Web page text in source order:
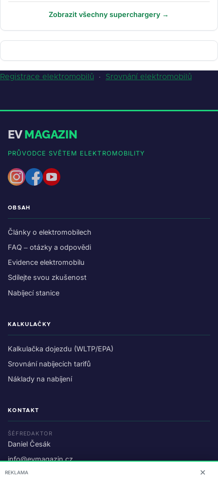
Zobrazit všechny superchargery →
Registrace elektromobilů · Srovnání elektromobilů
EVMAGAZIN
PRŮVODCE SVĚTEM ELEKTROMOBILITY
OBSAH
Články o elektromobilech
FAQ – otázky a odpovědi
Evidence elektromobilu
Sdílejte svou zkušenost
Nabíjecí stanice
KALKULAČKY
Kalkulačka dojezdu (WLTP/EPA)
Srovnání nabíjecích tarifů
Náklady na nabíjení
KONTAKT
ŠÉFREDAKTOR
Daniel Česák
info@evmagazin.cz
O nás
REKLAMA ✕